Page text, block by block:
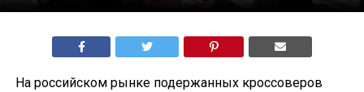
На российском рынке подержанных кроссоверов